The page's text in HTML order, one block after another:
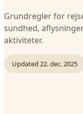
Grundregler for
sundhed,
aktiviteter.
Updated 22. dec. 2025